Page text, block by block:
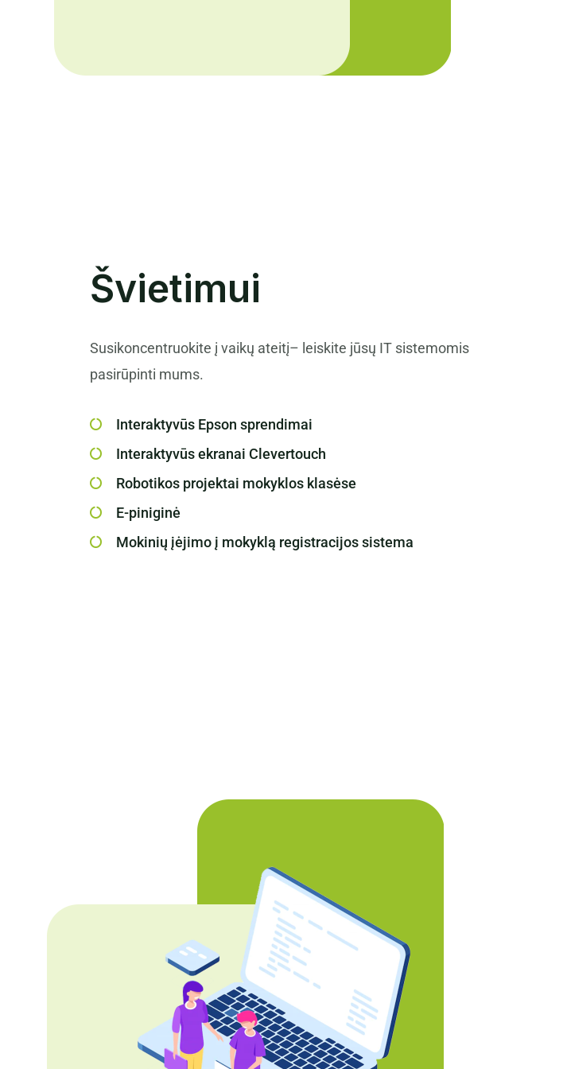
Švietimui
Susikoncentruokite į vaikų ateitį– leiskite jūsų IT sistemomis
pasirūpinti mums.
Interaktyvūs Epson sprendimai
Interaktyvūs ekranai Clevertouch
Robotikos projektai mokyklos klasėse
E-piniginė
Mokinių įėjimo į mokyklą registracijos sistema